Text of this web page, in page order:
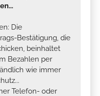
Die
Bestätigung, die
beinhaltet
Bezahlen per
wie immer
Telefon- oder